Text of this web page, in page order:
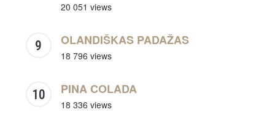
20 051 views
OLANDIŠKAS PADAŽAS
18 796 views
PINA COLADA
18 336 views